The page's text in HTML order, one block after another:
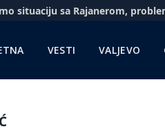
VESTI VALJEVO